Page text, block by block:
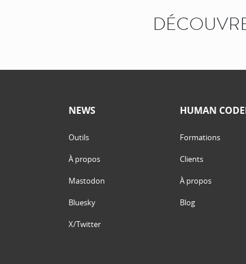
NEWS
Outils
À propos
Mastodon
Bluesky
X/Twitter
HUMAN
Formations
Clients
À propos
Blog